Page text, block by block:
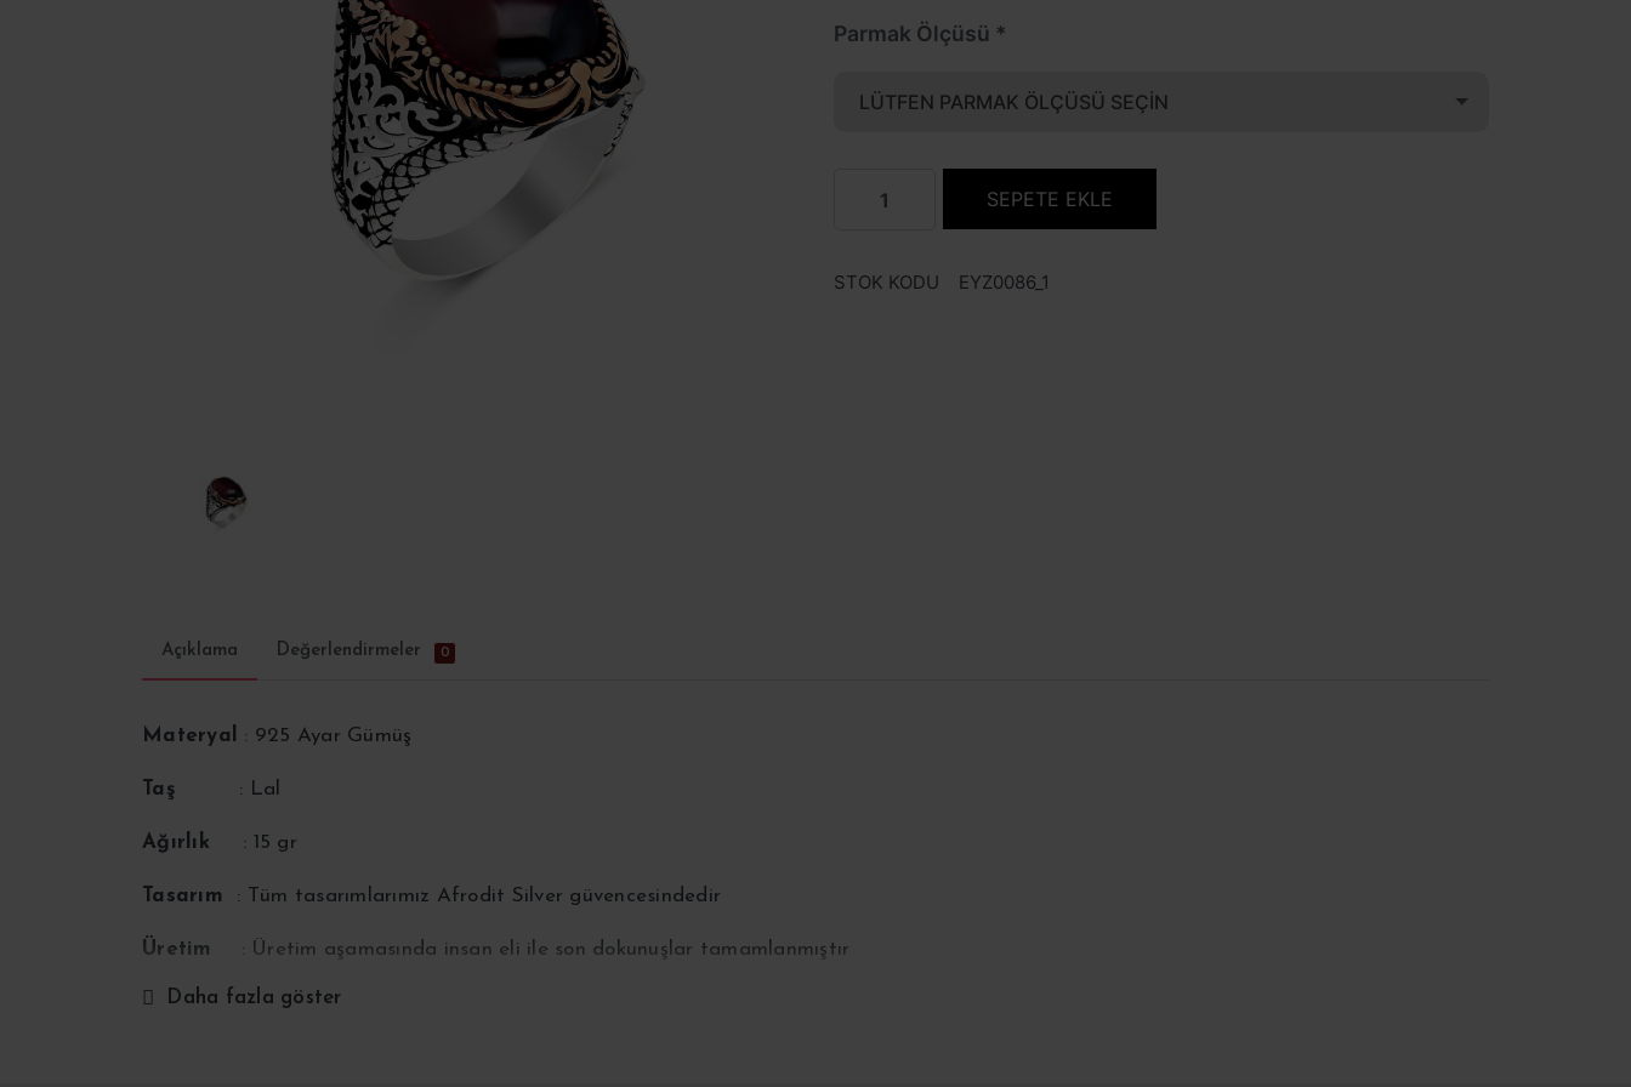
Parmak Ölçüsü
LÜTFEN PARMAK ÖLÇÜSÜ SEÇIN
SEPETE EKLE
STOK KODU EYZ0086_1
Açıklama Değerlendirmeler 0
Materyal : 925 Ayar Gümüş
Taş : Lal
Ağırlık : 15 gr
Tasarım : Tüm tasarımlarımız Afrodit Silver güvencesindedir
Üretim : Üretim aşamasında insan eli ile son dokunuşlar tamamlanmıştır
Tedarik: 1-4 iş günü içerisinde tedarik edilmektedir
Daha fazla göster